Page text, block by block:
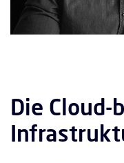
Die Cloud-